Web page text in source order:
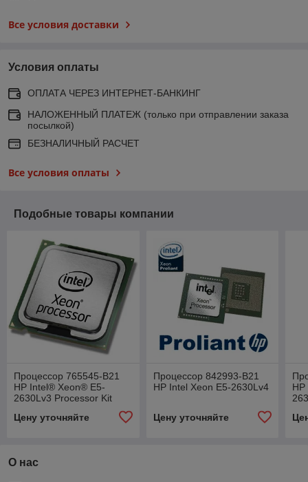
Все условия доставки
Условия оплаты
ОПЛАТА ЧЕРЕЗ ИНТЕРНЕТ-БАНКИНГ
НАЛОЖЕННЫЙ ПЛАТЕЖ (только при отправлении заказа
посылкой)
БЕЗНАЛИЧНЫЙ РАСЧЕТ
Все условия оплаты
Подобные товары компании
Процессор 765545-B21
HP Intel® Xeon® E5-
2630Lv3 Processor Kit
Цену уточняйте
Процессор 842993-B21
HP Intel Xeon E5-2630Lv4
Цену уточняйте
О нас